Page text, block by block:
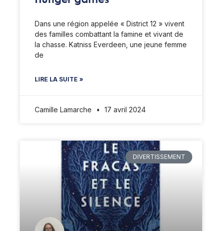
Dans une région appelée « District 12 » vivent
des familles combattant la famine et vivant de
la chasse. Katniss Everdeen, une jeune femme
de
LIRE LA SUITE »
Camille Lamarche 17 avril 2024
DIVERTISSEMENT